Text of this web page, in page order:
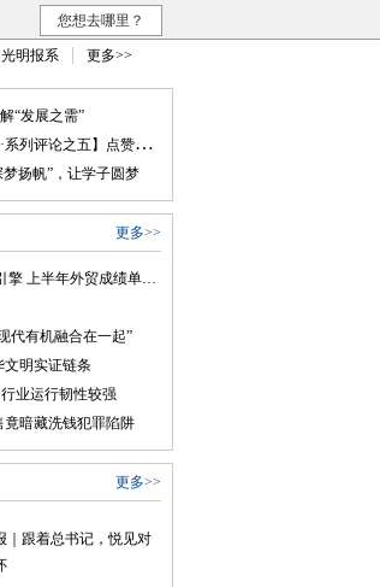
您想去哪里？
光明报系 更多>>